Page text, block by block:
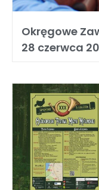
Okręgowe
28 czerwca